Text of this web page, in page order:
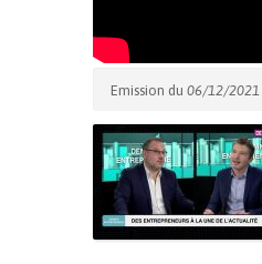
Emission du 06/12/2021